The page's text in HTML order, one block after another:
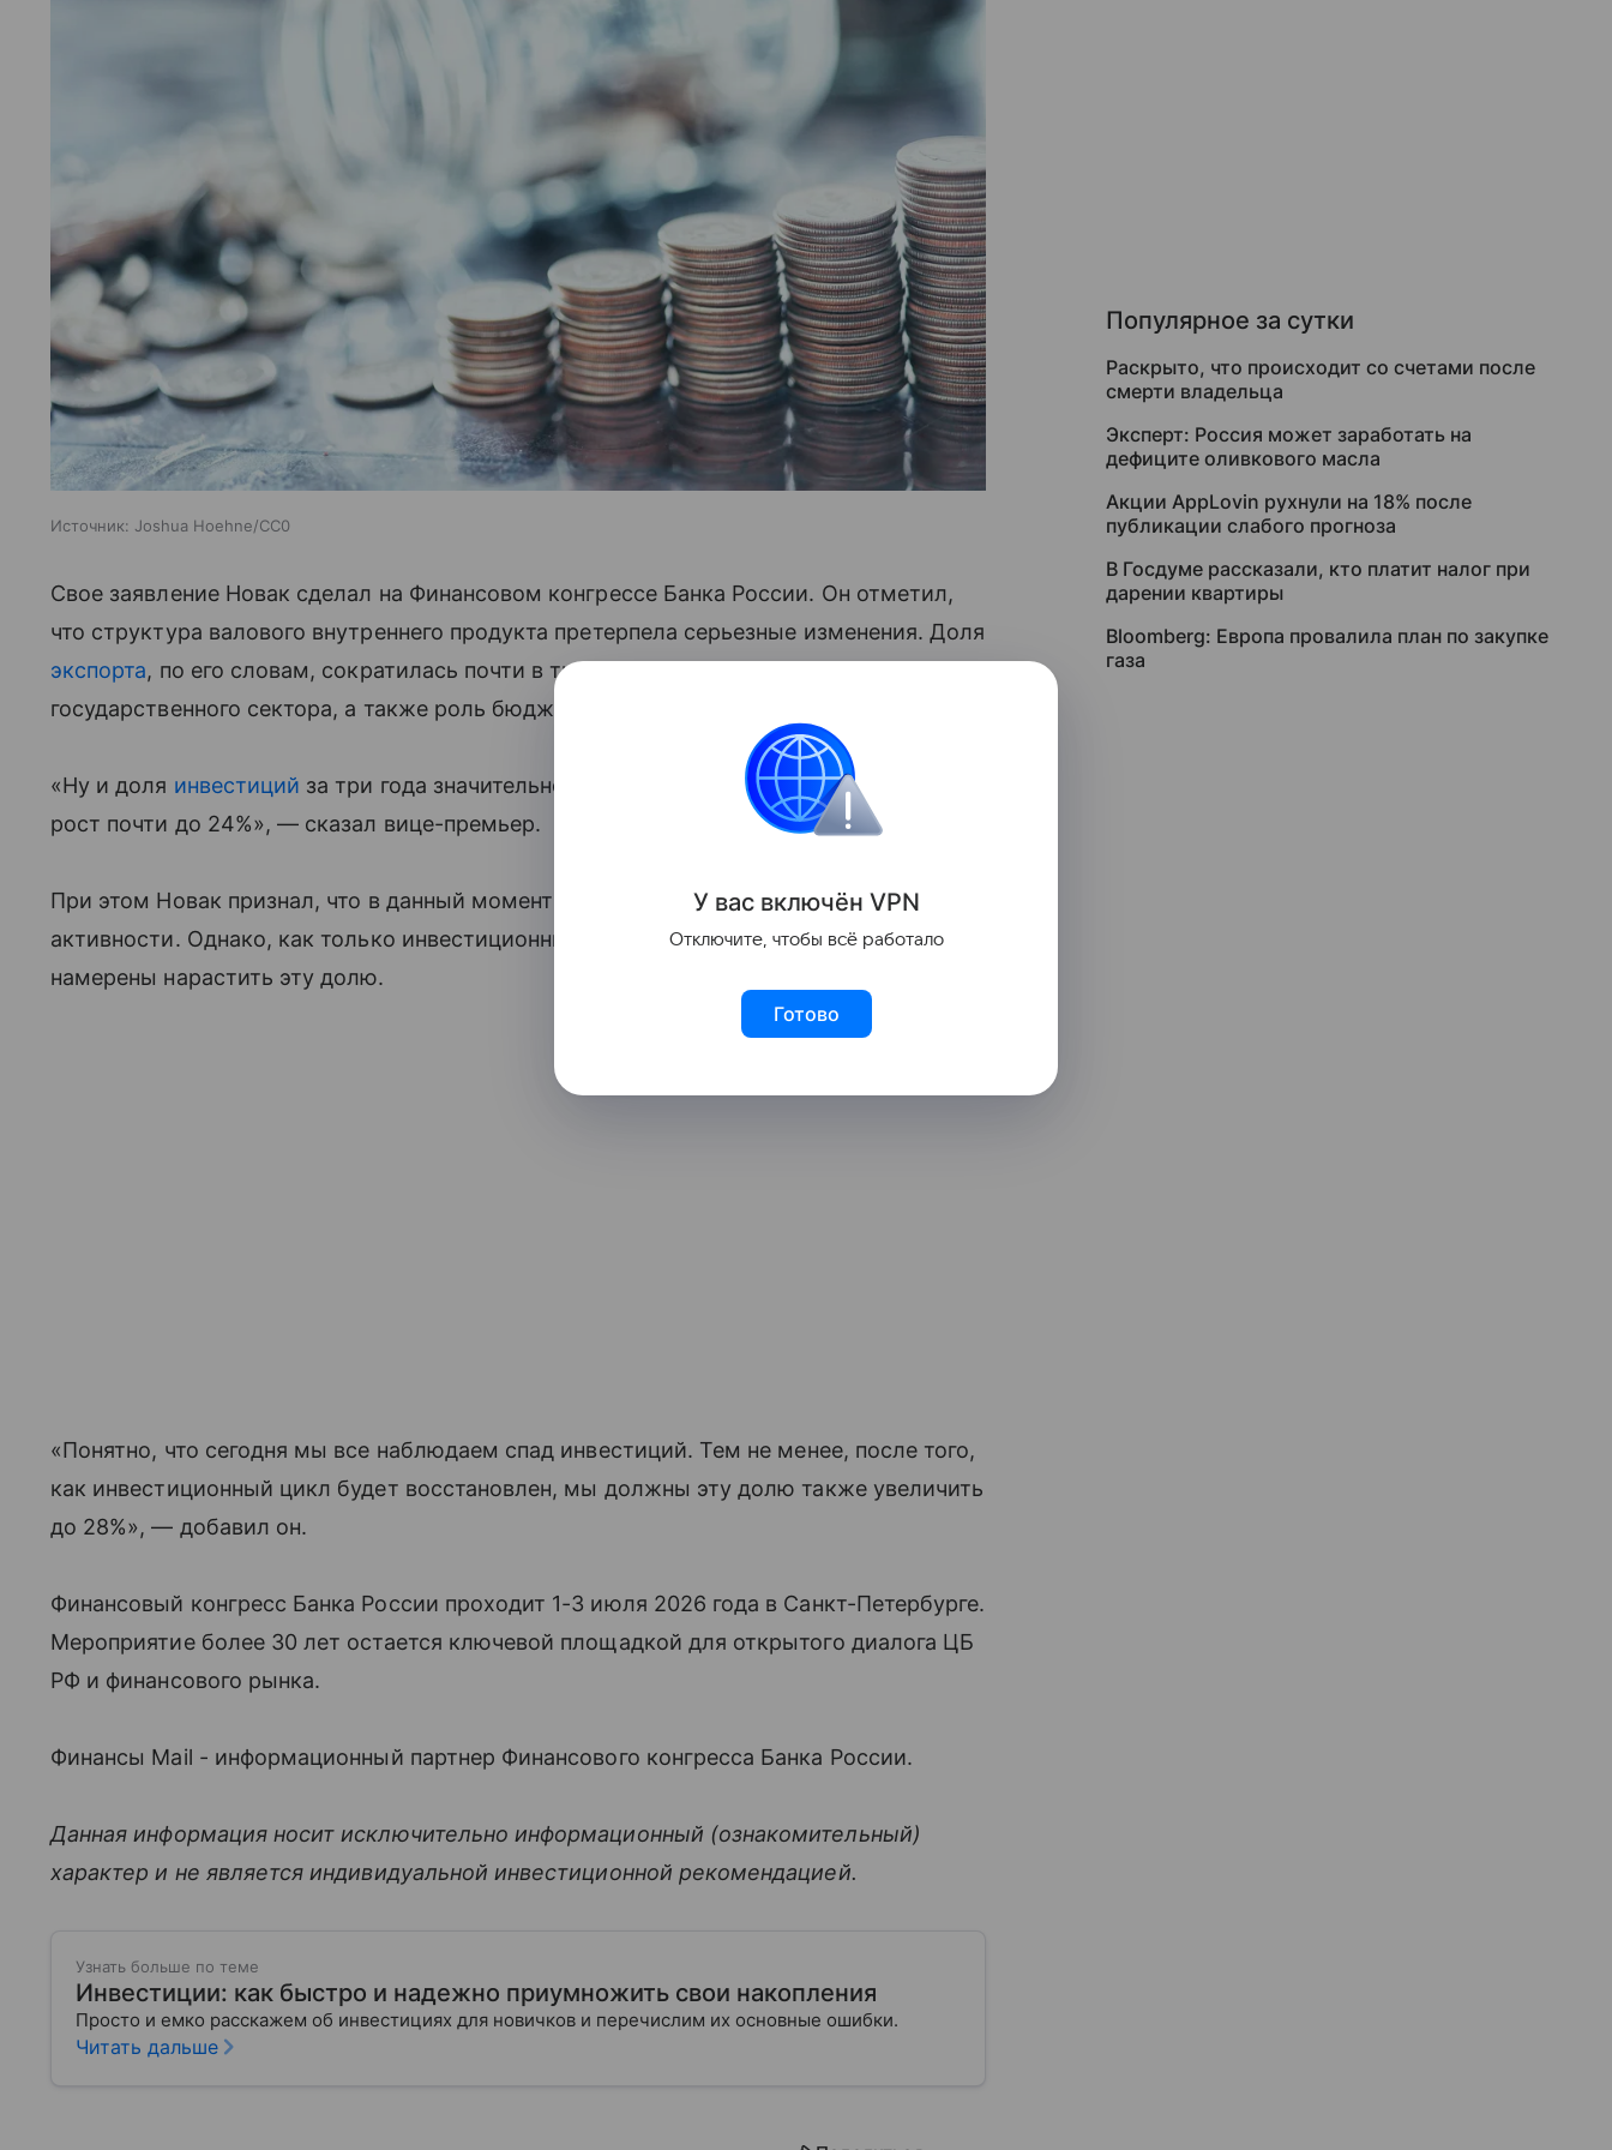
Источник: Joshua Hoehne/CC0
Свое заявление Новак сделал на Финансовом конгрессе Банка России. Он отметил,
что структура валового внутреннего продукта претерпела серьезные изменения. Доля
экспорта, по его словам, сократилась почти в три раза. Одновременно вырос вес
государственного сектора, а также роль бюджета и оборонных расходов.
«Ну и доля инвестиций за три года значительно внесла свой вклад в структуру
рост почти до 24%», — сказал вице-премьер.
При этом Новак признал, что в данный момент наблюдается спад инвестиционной
активности. Однако, как только инвестиционный цикл восстановится, власти
намерены нарастить эту долю.
«Понятно, что сегодня мы все наблюдаем спад инвестиций. Тем не менее, после того,
как инвестиционный цикл будет восстановлен, мы должны эту долю также увеличить
до 28%», — добавил он.
Финансовый конгресс Банка России проходит 1-3 июля 2026 года в Санкт-Петербурге.
Мероприятие более 30 лет остается ключевой площадкой для открытого диалога ЦБ
РФ и финансового рынка.
Финансы Mail - информационный партнер Финансового конгресса Банка России.
Данная информация носит исключительно информационный (ознакомительный)
характер и не является индивидуальной инвестиционной рекомендацией.
Узнать больше по теме
Инвестиции: как быстро и надежно приумножить свои накопления
Просто и емко расскажем об инвестициях для новичков и перечислим их основные ошибки.
Читать дальше
Популярное за сутки
Раскрыто, что происходит со счетами после
смерти владельца
Эксперт: Россия может заработать на
дефиците оливкового масла
Акции AppLovin рухнули на 18% после
публикации слабого прогноза
В Госдуме рассказали, кто платит налог при
дарении квартиры
Bloomberg: Европа провалила план по закупке
газа
У вас включён VPN
Отключите, чтобы всё работало
Готово